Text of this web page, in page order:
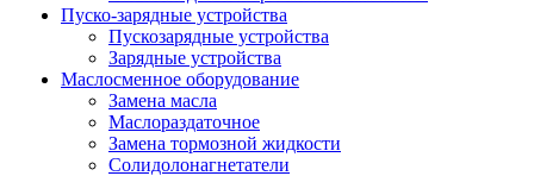
Пуско-зарядные устройства
Пускозарядные устройства
Зарядные устройства
Маслосменное оборудование
Замена масла
Маслораздаточное
Замена тормозной жидкости
Солидолонагнетатели